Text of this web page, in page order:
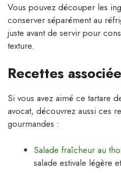
Vous pouvez découper les
conserver séparément au
juste avant de servir pour
texture.
Recettes
Si vous avez aimé ce tartare
avocat, découvrez aussi ces
gourmandes :
Salade fraîcheur au
salade estivale légère